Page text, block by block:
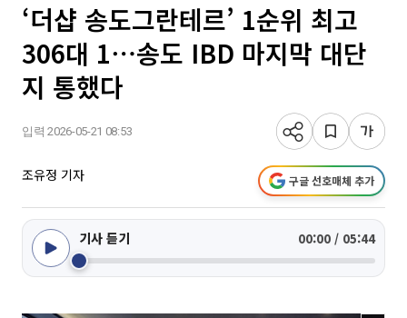
‘더샵 송도그란테르’ 1순위 최고
306대 1⋯송도 IBD 마지막 대단
지 통했다
입력 2026-05-21 08:53
조유정 기자 구글 선호매체 추가
기사 듣기 00:00 / 05:44